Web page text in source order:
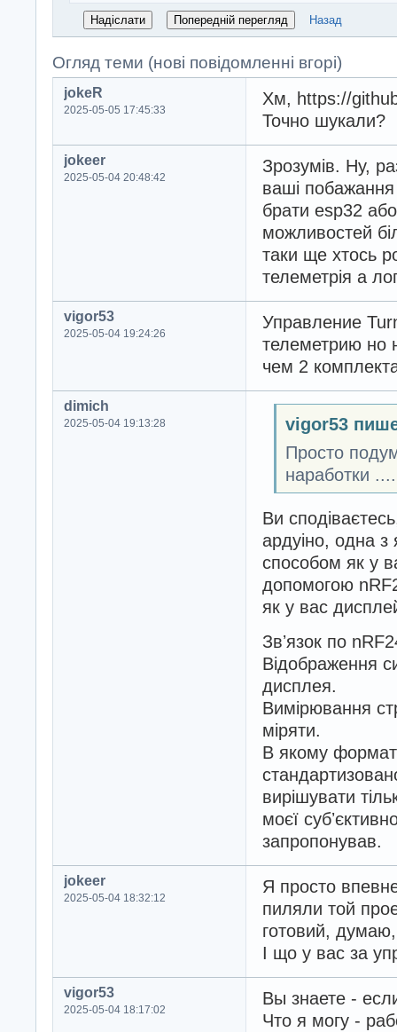
Назад
Огляд теми (нові повідомленні вгорі)
jokeR
2025-05-05 17:45:33
Хм, https://
Точно шукали?
jokeer
2025-05-04 20:48:42
Зрозумів. Ну,
ваші
брати esp32
можливостей
таки ще хтось
телеметрія а
vigor53
2025-05-04 19:24:26
Управление
телеметрию но
чем 2
dimich
2025-05-04 19:13:28
vigor53
Просто
наработки
Ви
ардуіно, одна
способом як у
допомогою
як у вас
Звʼязок по
Відображення
дисплея.
Вимірювання
міряти.
В якому
вирішувати
моєї
запропонував.
jokeer
2025-05-04 18:32:12
Я просто
пиляли той
готовий,
І що у вас за
vigor53
2025-05-04 18:17:02
Вы знаете -
Что я могу -